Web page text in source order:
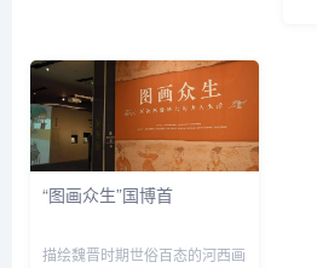
“图画众生”国博首
描绘魏晋时期世俗百态的河西画